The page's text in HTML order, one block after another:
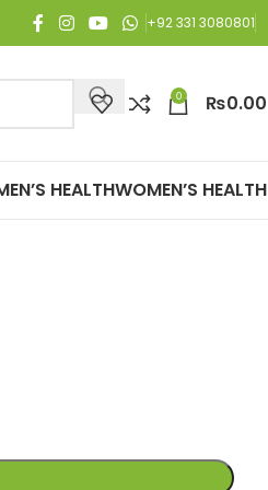
on all orders of Rs. 3,000 or above.
+92 331 3080801
0 ₨0.00
HEALTHWOMEN’S HEALTH